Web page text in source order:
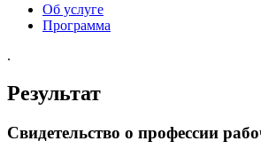
Об услуге
Программа
.
Результат
Свидетельство о профессии